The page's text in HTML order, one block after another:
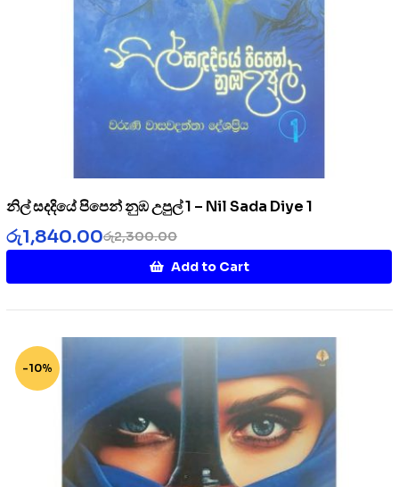
නිල් සදදියේ පිපෙන් නුඹ උපුල් 1 – Nil Sada Diye 1
රු2,300.00
රු1,840.00
Add to Cart
-10%